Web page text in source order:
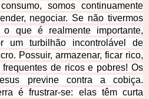
somos continuamente
negociar. Se não tivermos
que é realmente importante,
um turbilhão incontrolável de
Possuir, armazenar, ficar rico,
de ricos e pobres! Os
previne contra a cobiça.
é frustrar-se: elas têm curta